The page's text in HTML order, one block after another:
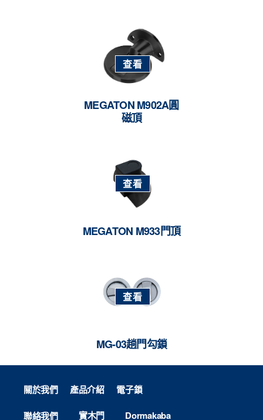
MEGATON M902A圓
磁頂
查看
MEGATON M933門頂
查看
MG-03趟門勾鎖
查看
關於我們
聯絡我們
產品介紹
實木門
電子鎖
Dormakaba